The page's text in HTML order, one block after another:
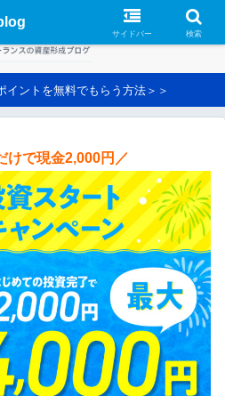
イントを無料でもらう方法＞＞
けで現金2,000円／
サイドバー 検索